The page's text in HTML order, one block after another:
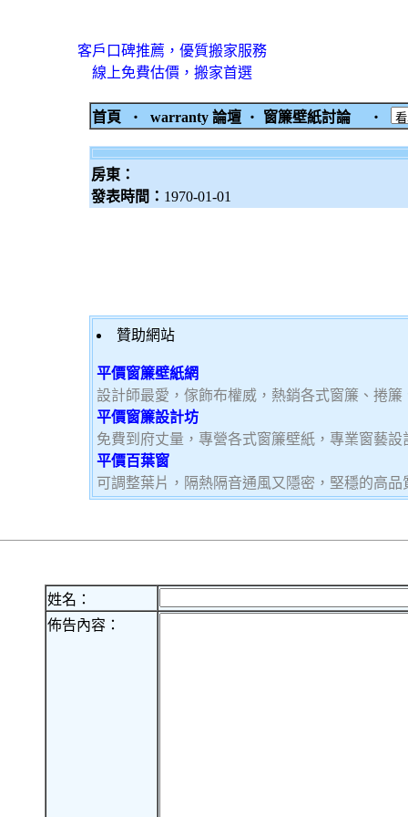
客戶口碑推薦，優質搬家服務
線上免費估價，搬家首選
首頁 ‧ warranty 論壇 ‧ 窗簾壁紙討論 ‧
房東：
發表時間： 1970-01-01
贊助網站
平價窗簾壁紙網
設計師最愛，傢飾布權威，熱銷各式窗簾、捲
平價窗簾設計坊
免費到府丈量，專營各式窗簾壁紙，專業窗藝
平價百葉窗
可調整葉片，隔熱隔音通風又隱密，堅穩的高
姓名：
佈告內容：